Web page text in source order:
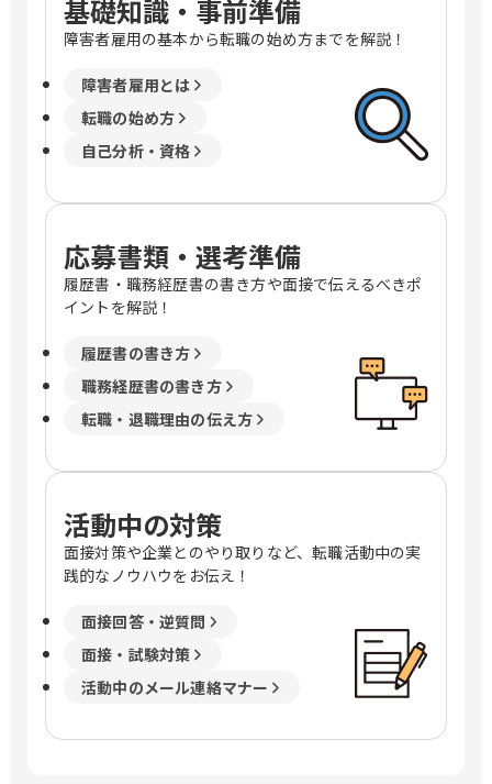
基礎知識・事前準備
障害者雇用の基本から転職の始め方までを解説！
障害者雇用とは
転職の始め方
自己分析・資格
応募書類・選考準備
履歴書・職務経歴書の書き方や面接で伝えるべきポ
イントを解説！
履歴書の書き方
職務経歴書の書き方
転職・退職理由の伝え方
活動中の対策
面接対策や企業とのやり取りなど、転職活動中の実
践的なノウハウをお伝え！
面接回答・逆質問
面接・試験対策
活動中のメール連絡マナー